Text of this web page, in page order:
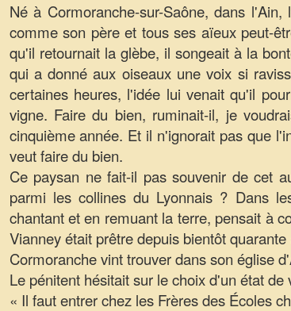
Né à Cormoranche-sur-Saône, dans
comme son père et tous ses aïeux peut-
qu'il retournait la glèbe, il songeait à la
qui a donné aux oiseaux une voix si
certaines heures, l'idée lui venait qu'il
vigne. Faire du bien, ruminait-il, je
cinquième année. Et il n'ignorait pas que
veut faire du bien.
Ce paysan ne fait-il pas souvenir de cet
parmi les collines du Lyonnais ? Dans
chantant et en remuant la terre, pensait à
Vianney était prêtre depuis bientôt
Cormoranche vint trouver dans son église
Le pénitent hésitait sur le choix d'un état
« Il faut entrer chez les Frères des Écoles